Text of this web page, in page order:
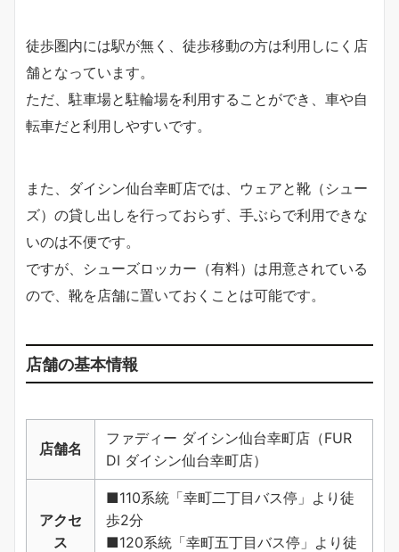
徒歩圏内には駅が無く、徒歩移動の方は利用しにく店
舗となっています。
ただ、駐車場と駐輪場を利用することができ、車や自
転車だと利用しやすいです。
また、ダイシン仙台幸町店では、ウェアと靴（シュー
ズ）の貸し出しを行っておらず、手ぶらで利用できな
いのは不便です。
ですが、シューズロッカー（有料）は用意されている
ので、靴を店舗に置いておくことは可能です。
店舗の基本情報
店舗名
ファディー ダイシン仙台幸町店（FUR
DI ダイシン仙台幸町店）
アクセ
ス
■110系統「幸町二丁目バス停」より徒
歩2分
■120系統「幸町五丁目バス停」より徒